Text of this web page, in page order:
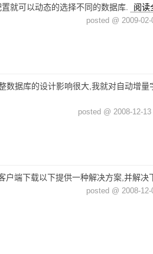
就可以动态的选择不同的数据库.
阅读
posted @ 2009-
据库的设计影响很大,我就对自动增量
posted @ 2008-12-
端下载以下提供一种解决方案,并解决
posted @ 2008-